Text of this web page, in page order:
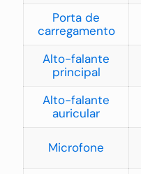
Porta de
carregamento
Alto-falante
principal
Alto-falante
auricular
Microfone